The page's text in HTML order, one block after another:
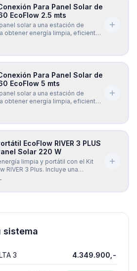
se
Para Panel Solar de
EcoFlow 2.5 mts
solar a una estación de
obtener energía limpia, eficiente y
que vaya, con el cable
Solar a XT60 (2.5 mts) es
Para Panel Solar de
EcoFlow 5 mts
solar a una estación de
obtener energía limpia, eficiente y
que vaya, con el cable
Solar a XT60 (5 mts) es
seriEcoFlow RIVER 3 PLUS
Solar 220 W
limpia y portátil con el Kit
RIVER 3 Plus. Incluye una
de 600 W y un panel solar
dondequiera que estés.
sistema
3 4.349.900,-